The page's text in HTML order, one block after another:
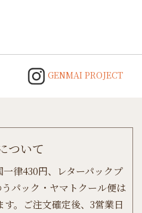
GENMAI PROJECT
ついて
律430円、レターパックプ
パック・ヤマトクール便は
。ご注文確定後、3営業日